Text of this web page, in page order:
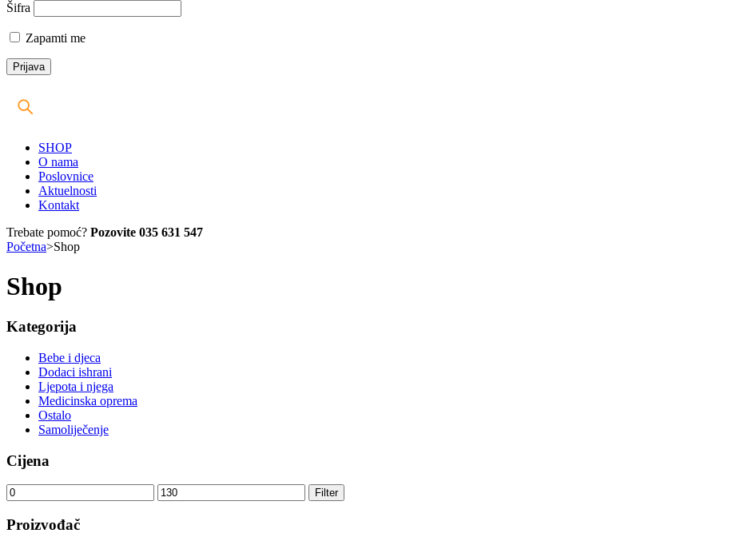
Šifra
Zapamti me
SHOP
O nama
Poslovnice
Aktuelnosti
Kontakt
Trebate pomoć? Pozovite 035 631 547
Početna>Shop
Shop
Kategorija
Bebe i djeca
Dodaci ishrani
Ljepota i njega
Medicinska oprema
Ostalo
Samoliječenje
Cijena
Minimalna
cijena
Maksimalna
cijena
Filter
Proizvođač